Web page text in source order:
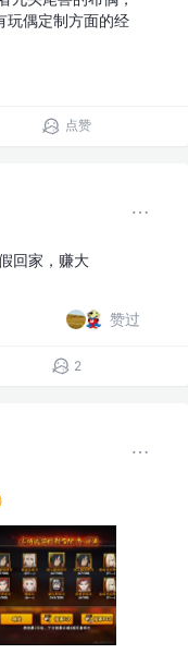
玩偶定制方面的经
点赞
回家，赚大
赞过
2